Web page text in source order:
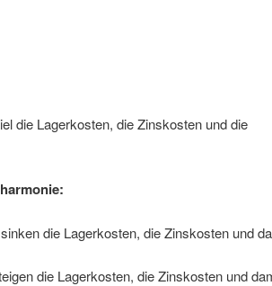
die Lagerkosten, die Zinskosten und die
die Lagerkosten, die Zinskosten und
die Lagerkosten, die Zinskosten und